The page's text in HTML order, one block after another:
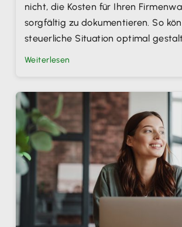
nicht, die Kosten für Ihren
sorgfältig zu dokumentieren. So
steuerliche Situation optimal
Weiterlesen